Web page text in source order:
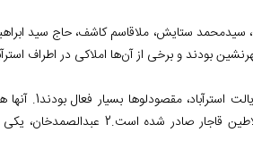
ستایش، ملاقاسم کاشف، حاج سید
بودند و برخی از آن‌ها املاکی در اطراف
در جنبش
زیادی برای آن‌ها توسط سلاطین